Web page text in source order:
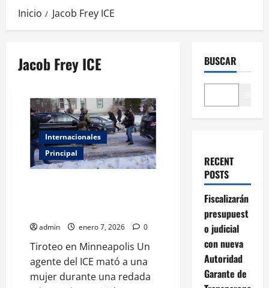
Inicio Jacob Frey ICE
Jacob Frey ICE
Internacionales
Principal
admin enero 7, 2026 0
Tiroteo en Minneapolis Un
agente del ICE mató a una
mujer durante una redada
BUSCAR
RECENT
POSTS
Fiscalizarán
presupuest
o judicial
con nueva
Autoridad
Garante de